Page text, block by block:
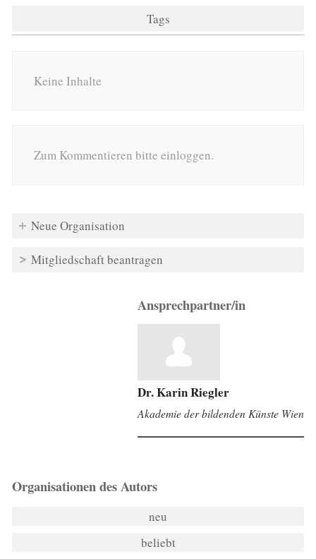
Tags
Keine Inhalte
Zum Kommentieren bitte einloggen.
Neue Organisation
Mitgliedschaft beantragen
Ansprechpartner/in
Dr. Karin Riegler
Akademie der bildenden Künste Wien
Organisationen des Autors
neu
beliebt